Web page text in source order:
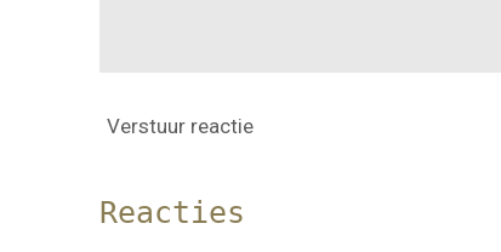
Verstuur reactie
Reacties